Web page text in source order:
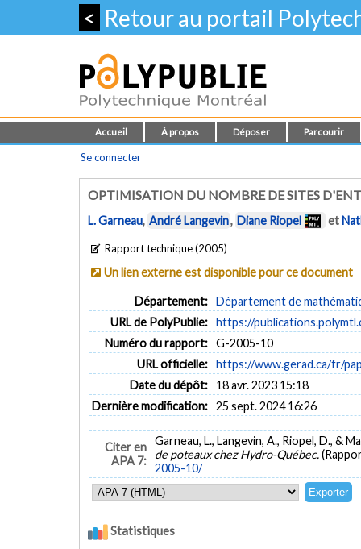
< Retour au portail
Accueil À propos Déposer Parcourir
Se connecter
OPTIMISATION DU NOMBRE DE SITES
L. Garneau, André Langevin, Diane Riopel et
Rapport technique (2005)
Un lien externe est disponible pour ce document
Département: Département de
URL de PolyPublie: https://
Numéro du rapport: G-2005-10
URL officielle: https://www.gerad.ca/fr/
Date du dépôt:
18 avr. 2023 15:18
Dernière modification: 25 sept. 2024 16:26
Citer en
APA 7:
Garneau, L., Langevin, A., Riopel, D., &
de poteaux chez Hydro-Québec.
2005-10/
Statistiques